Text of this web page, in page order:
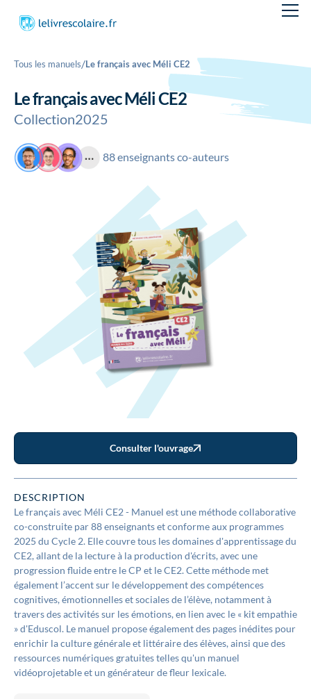
Tous les manuels/Le français avec Méli CE2
Le français avec Méli CE2
Collection2025
88 enseignants co-auteurs
Consulter l'ouvrage
DESCRIPTION
Le français avec Méli CE2 - Manuel est une méthode collaborative
co-construite par 88 enseignants et conforme aux programmes
2025 du Cycle 2. Elle couvre tous les domaines d'apprentissage du
CE2, allant de la lecture à la production d'écrits, avec une
progression fluide entre le CP et le CE2. Cette méthode met
également l’accent sur le développement des compétences
cognitives, émotionnelles et sociales de l’élève, notamment à
travers des activités sur les émotions, en lien avec le « kit empathie
» d'Eduscol. Le manuel propose également des pages inédites pour
enrichir la culture générale et littéraire des élèves, ainsi que des
ressources numériques gratuites telles qu'un manuel
vidéoprojetable et un générateur de fleur lexicale.